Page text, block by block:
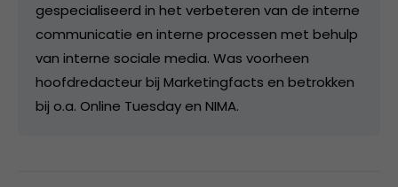
gespecialiseerd in het verbeteren van de interne
communicatie en interne processen met behulp
van interne sociale media. Was voorheen
hoofdredacteur bij Marketingfacts en betrokken
bij o.a. Online Tuesday en NIMA.